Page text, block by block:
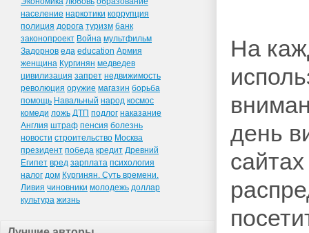
население наркотики коррупция
полиция дорога туризм банк
законопроект Война мультфильм
Задорнов еда education Армия
женщина Кургинян медведев
цивилизация запрет недвижимость
революция оружие магазин борьба
помощь Навальный народ космос
комеди ложь ДТП подлог наказание
Англия штраф пенсия болезнь
новости строительство Москва
президент победа кредит Древний
Египет вред зарплата психология
налог дом Кургинян. Суть времени.
Ливия чиновники молодежь доллар
культура жизнь
На
день